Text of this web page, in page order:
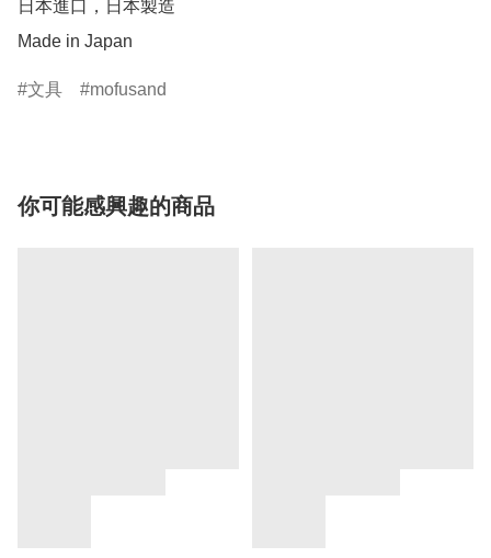
日本進口，日本製造
Made in Japan
文具 mofusand
你可能感興趣的商品